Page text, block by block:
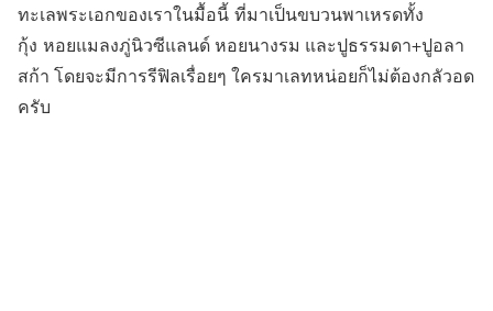
ทะเลพระเอกของเราในมื้อนี้ ที่มาเป็นขบวนพาเหรดทั้ง
กุ้ง หอยแมลงภู่นิวซีแลนด์ หอยนางรม และปูธรรมดา+ปูอลา
สก้า โดยจะมีการรีฟิลเรื่อยๆ ใครมาเลทหน่อยก็ไม่ต้องกลัวอด
ครับ